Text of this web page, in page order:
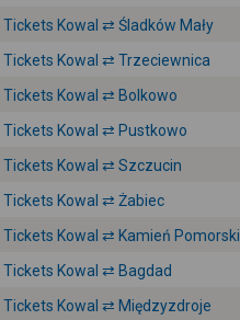
Tickets Kowal ⇄ Śladków Mały
Tickets Kowal ⇄ Trzeciewnica
Tickets Kowal ⇄ Bolkowo
Tickets Kowal ⇄ Pustkowo
Tickets Kowal ⇄ Szczucin
Tickets Kowal ⇄ Żabiec
Tickets Kowal ⇄ Kamień Pomorski
Tickets Kowal ⇄ Bagdad
Tickets Kowal ⇄ Międzyzdroje